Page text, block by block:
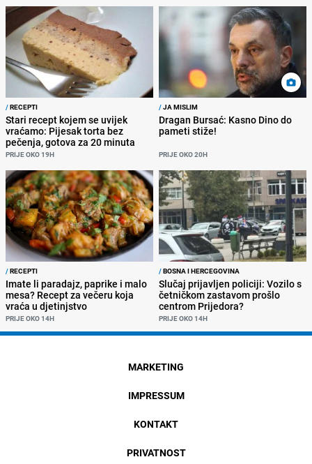
/RECEPTI
Stari recept kojem se uvijek
vraćamo: Pijesak torta bez
pečenja, gotova za 20 minuta
PRIJE OKO 19H
/JA MISLIM
Dragan Bursać: Kasno Dino do
pameti stiže!
PRIJE OKO 20H
/RECEPTI
Imate li paradajz, paprike i malo
mesa? Recept za večeru koja
vraća u djetinjstvo
PRIJE OKO 14H
/BOSNA I HERCEGOVINA
Slučaj prijavljen policiji: Vozilo s
četničkom zastavom prošlo
centrom Prijedora?
PRIJE OKO 14H
MARKETING
IMPRESSUM
KONTAKT
PRIVATNOST